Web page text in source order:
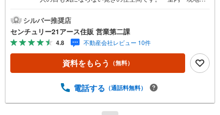
になります。【センチュリー21アース住販のポイント】◆
センチュリオン獲得店舗◆全国約970店舗あるセンチュリー
21のお店。その中でも、アメリカ本部が設ける一定基準を
満たした、上位4％しか受賞できない賞。それが「センチュ
リオン」です。弊社はそのセンチュリオンを2002年から欠
かすことなく取り続けております。◆住宅ローン相談会◆
に実際かかる諸費用の概算も行っております。人生最大の
バイスをさせて頂きます。◆優遇金利にこだわる◆大きな
シルバー推奨店
センチュリー21アース住販 営業第二課
4.8 不動産会社レビュー 10件
資料をもらう （無料）
電話する （通話料無料）